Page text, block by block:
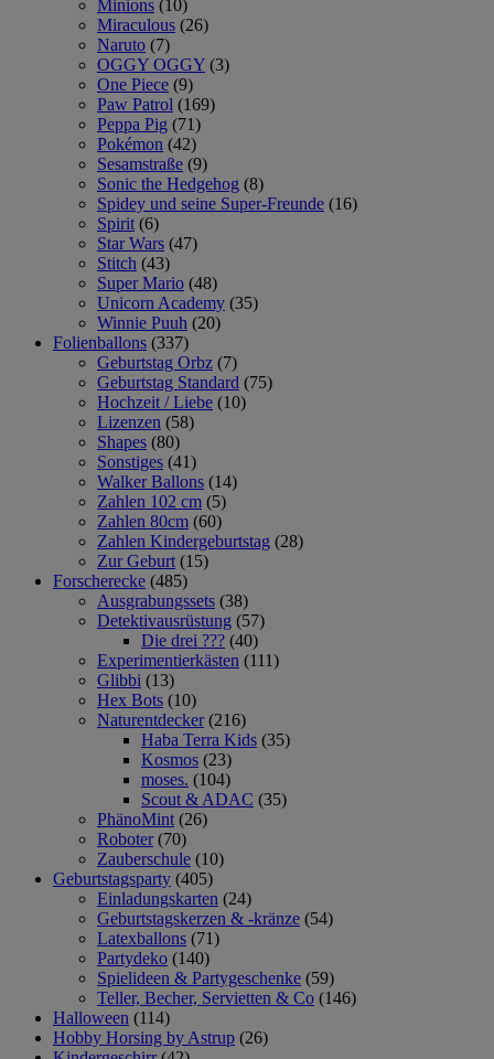
Minions (10)
Miraculous (26)
Naruto (7)
OGGY OGGY (3)
One Piece (9)
Paw Patrol (169)
Peppa Pig (71)
Pokémon (42)
Sesamstraße (9)
Sonic the Hedgehog (8)
Spidey und seine Super-Freunde (16)
Spirit (6)
Star Wars (47)
Stitch (43)
Super Mario (48)
Unicorn Academy (35)
Winnie Puuh (20)
Folienballons (337)
Geburtstag Orbz (7)
Geburtstag Standard (75)
Hochzeit / Liebe (10)
Lizenzen (58)
Shapes (80)
Sonstiges (41)
Walker Ballons (14)
Zahlen 102 cm (5)
Zahlen 80cm (60)
Zahlen Kindergeburtstag (28)
Zur Geburt (15)
Forscherecke (485)
Ausgrabungssets (38)
Detektivausrüstung (57)
Die drei ??? (40)
Experimentierkästen (111)
Glibbi (13)
Hex Bots (10)
Naturentdecker (216)
Haba Terra Kids (35)
Kosmos (23)
moses. (104)
Scout & ADAC (35)
PhänoMint (26)
Roboter (70)
Zauberschule (10)
Geburtstagsparty (405)
Einladungskarten (24)
Geburtstagskerzen & -kränze (54)
Latexballons (71)
Partydeko (140)
Spielideen & Partygeschenke (59)
Teller, Becher, Servietten & Co (146)
Halloween (114)
Hobby Horsing by Astrup (26)